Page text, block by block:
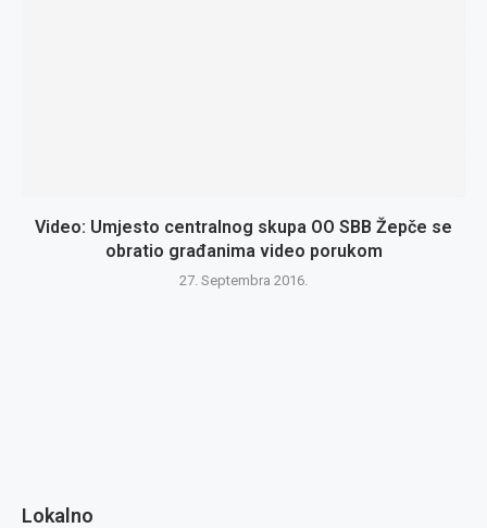
Video: Umjesto centralnog skupa OO SBB Žepče se
obratio građanima video porukom
27. Septembra 2016.
Lokalno